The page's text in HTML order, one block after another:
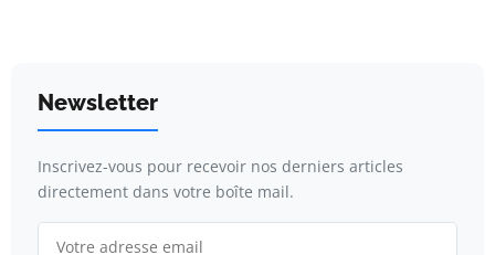
Newsletter
Inscrivez-vous pour recevoir nos derniers articles
directement dans votre boîte mail.